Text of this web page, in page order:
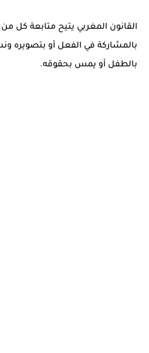
القانون المغربي يتيح متابعة كل
بالمشاركة في الفعل أو بتصويره
بالطفل أو يمس بحقوقه.